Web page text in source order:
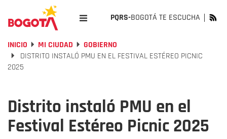
PQRS-BOGOTÁ TE ESCUCHA
INICIO MI CIUDAD
GOBIERNO
DISTRITO INSTALÓ PMU EN EL FESTIVAL ESTÉREO PICNIC
2025
Distrito instaló PMU en el
Festival Estéreo Picnic 2025